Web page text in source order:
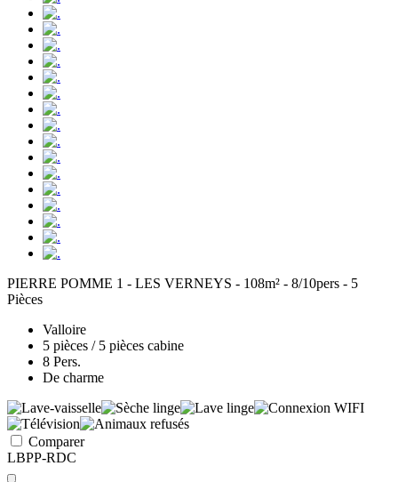
PIERRE POMME 1 - LES VERNEYS - 108m² - 8/10pers - 5
Pièces
Valloire
5 pièces / 5 pièces cabine
8 Pers.
De charme
Comparer
LBPP-RDC